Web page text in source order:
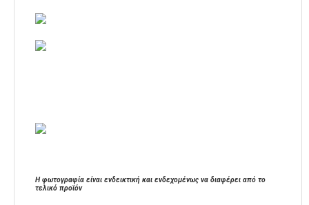
Η φωτογραφία είναι ενδεικτική και ενδεχομένως να διαφέρει από το
τελικό προϊόν